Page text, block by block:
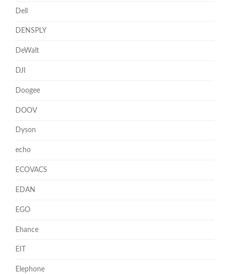
Dell
DENSPLY
DeWalt
DJI
Doogee
DOOV
Dyson
echo
ECOVACS
EDAN
EGO
Ehance
EIT
Elephone